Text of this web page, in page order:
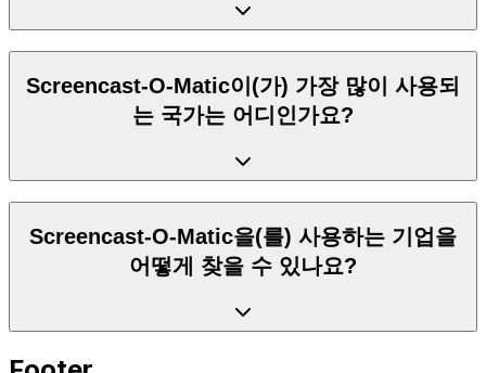
Screencast-O-Matic이(가) 가장 많이 사용되
는 국가는 어디인가요?
Screencast-O-Matic을(를) 사용하는 기업을
어떻게 찾을 수 있나요?